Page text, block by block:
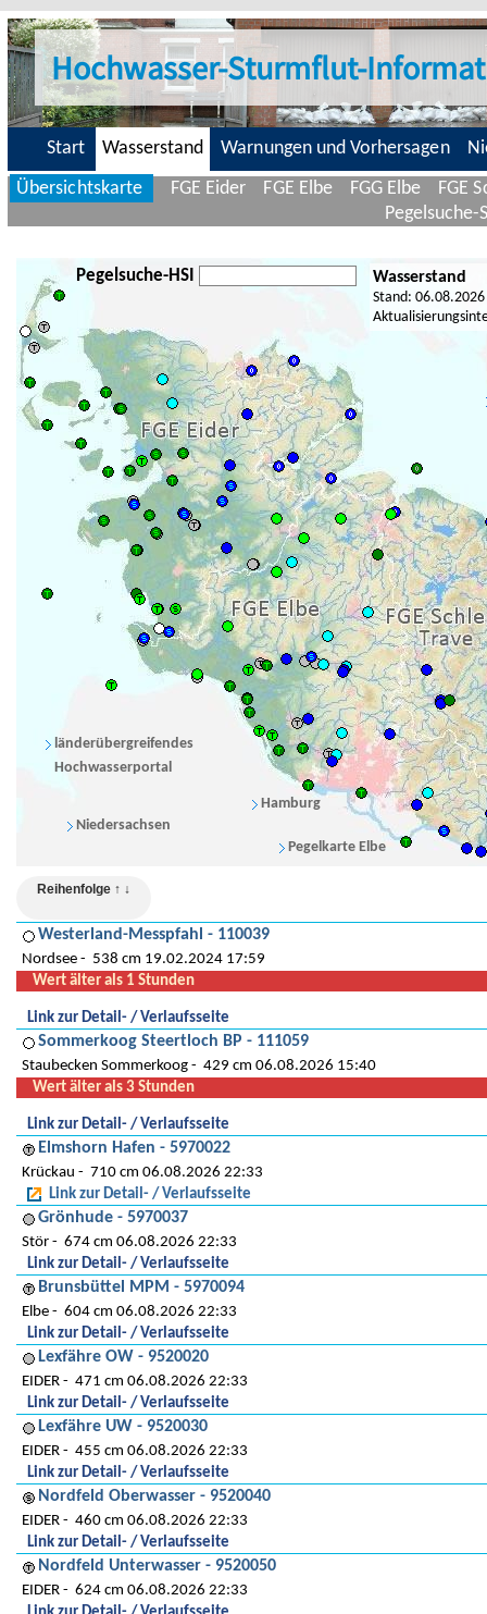
Hochwasser-Sturmflut-
Start Wasserstand Warnungen und Vorhersagen
Übersichtskarte
FGE Eider FGE Elbe FGG Elbe
FGE
Pegelsuche-
Pegelsuche-HSI
Reihenfolge ↑ ↓
Westerland-Messpfahl - 110039
Nordsee
538 cm 19.02.2024 17:59
Wert älter als 1 Stunden
Link zur Detail- / Verlaufsseite
Sommerkoog Steertloch BP - 111059
Staubecken Sommerkoog
429 cm 06.08.2026 15:40
Wert älter als 3 Stunden
Link zur Detail- / Verlaufsseite
Elmshorn Hafen - 5970022
Krückau
710 cm 06.08.2026 22:33
Link zur Detail- / Verlaufsseite
Grönhude - 5970037
Stör
674 cm 06.08.2026 22:33
Link zur Detail- / Verlaufsseite
Brunsbüttel MPM - 5970094
Elbe
604 cm 06.08.2026 22:33
Link zur Detail- / Verlaufsseite
Lexfähre OW - 9520020
EIDER
471 cm 06.08.2026 22:33
Link zur Detail- / Verlaufsseite
Lexfähre UW - 9520030
EIDER
455 cm 06.08.2026 22:33
Link zur Detail- / Verlaufsseite
Nordfeld Oberwasser - 9520040
EIDER
460 cm 06.08.2026 22:33
Link zur Detail- / Verlaufsseite
Nordfeld Unterwasser - 9520050
EIDER
624 cm 06.08.2026 22:33
Wasserstand
Stand:
Pegelkarte Elbe
Niedersachsen
Hamburg
länderübergreifendes
Hochwasserportal